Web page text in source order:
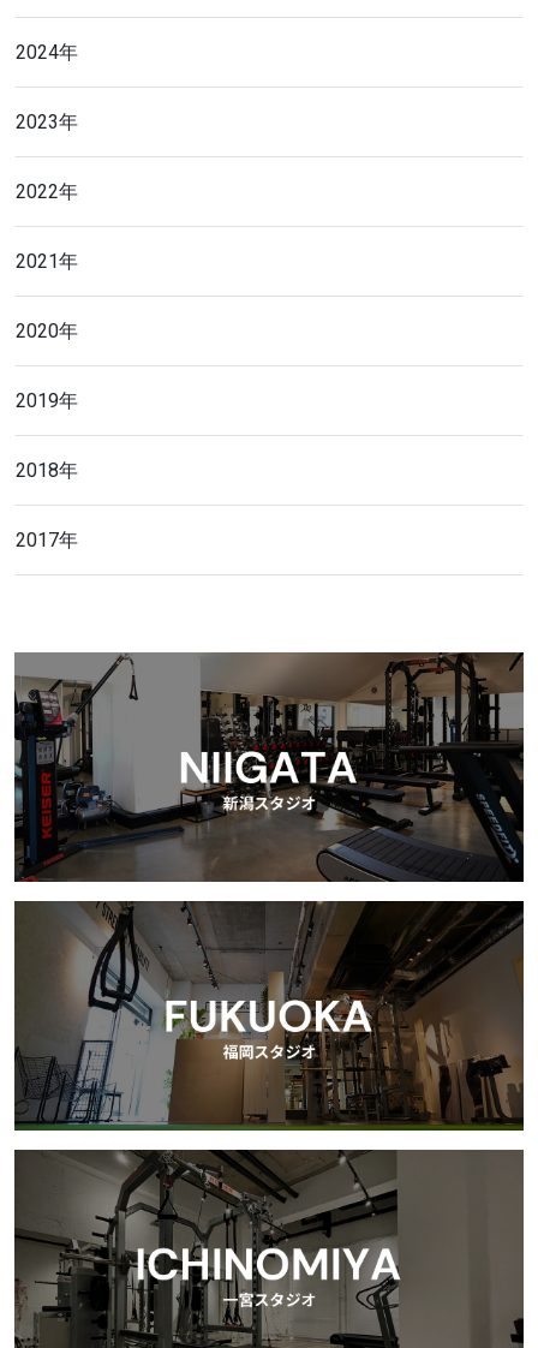
2024年
2023年
2022年
2021年
2020年
2019年
2018年
2017年